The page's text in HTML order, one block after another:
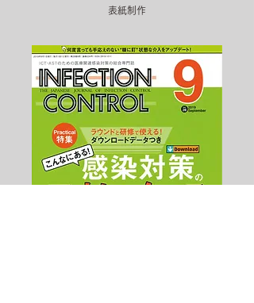
表紙制作